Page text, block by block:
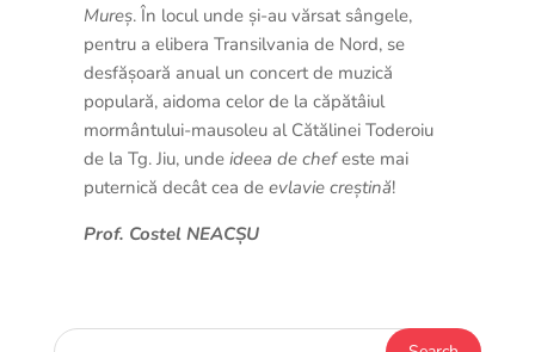
Mureș. În locul unde și-au vărsat sângele,
pentru a elibera Transilvania de Nord, se
desfășoară anual un concert de muzică
populară, aidoma celor de la căpătâiul
mormântului-mausoleu al Cătălinei Toderoiu
de la Tg. Jiu, unde ideea de chefeste mai
puternică decât cea de evlavie creștină!
Prof. Costel NEACȘU